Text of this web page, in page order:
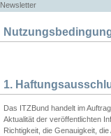
Newsletter
1.
Das ITZBund handelt im
Aktualität der veröffentlichten
Richtigkeit, die Genauigkeit,